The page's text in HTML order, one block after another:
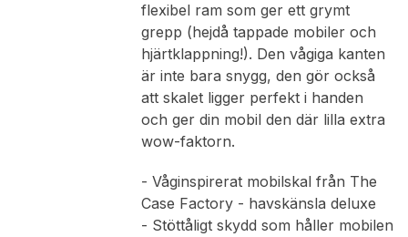
flexibel ram som ger ett grymt
grepp (hejdå tappade mobiler och
hjärtklappning!). Den vågiga kanten
är inte bara snygg, den gör också
att skalet ligger perfekt i handen
och ger din mobil den där lilla extra
wow-faktorn.
- Våginspirerat mobilskal från The
Case Factory - havskänsla deluxe
- Stöttåligt skydd som håller mobilen